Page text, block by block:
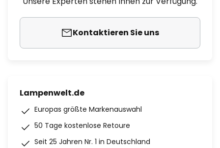
Kontaktieren Sie uns
Lampenwelt.de
Europas größte Markenauswahl
50 Tage kostenlose Retoure
Seit 25 Jahren Nr. 1 in Deutschland